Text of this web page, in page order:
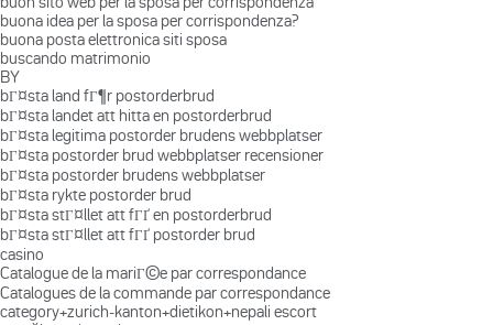
buona idea per la sposa per corrispondenza?
buona posta elettronica siti sposa
buscando matrimonio
BY
bГ¤sta land fГ¶r postorderbrud
bГ¤sta landet att hitta en postorderbrud
bГ¤sta legitima postorder brudens webbplatser
bГ¤sta postorder brud webbplatser recensioner
bГ¤sta postorder brudens webbplatser
bГ¤sta rykte postorder brud
bГ¤sta stГ¤llet att fГҐ en postorderbrud
bГ¤sta stГ¤llet att fГҐ postorder brud
casino
Catalogue de la mariГ©e par correspondance
Catalogues de la commande par correspondance
category+zurich-kanton+dietikon+nepali escort